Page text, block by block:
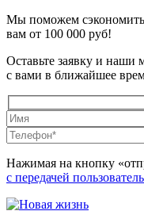
Мы поможем сэкономить
вам от 100 000 руб!
Оставьте заявку и наши
с вами в ближайшее
Нажимая на кнопку
с передачей